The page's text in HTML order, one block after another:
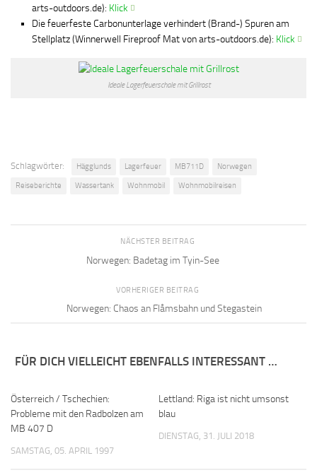
arts-outdoors.de): Klick
Die feuerfeste Carbonunterlage verhindert (Brand-) Spuren am
Stellplatz (Winnerwell Fireproof Mat von arts-outdoors.de): Klick
Ideale Lagerfeuerschale mit Grillrost
Schlagwörter: Hägglunds Lagerfeuer MB711D Norwegen
Reiseberichte Wassertank Wohnmobil Wohnmobilreisen
NÄCHSTER BEITRAG
Norwegen: Badetag im Tyin-See
VORHERIGER BEITRAG
Norwegen: Chaos an Flåmsbahn und Stegastein
FÜR DICH VIELLEICHT EBENFALLS INTERESSANT …
Österreich / Tschechien:
Probleme mit den Radbolzen am
MB 407 D
SAMSTAG, 05. APRIL 1997
Lettland: Riga ist nicht umsonst
blau
DIENSTAG, 31. JULI 2018